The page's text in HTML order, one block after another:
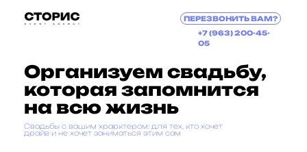
Организуем свадьбу,
которая запомнится
на всю жизнь
Свадьбы с вашим храрктером: для тех, кто хочет
драйв и не хочет заниматься этим сам
ПЕРЕЗВОНИТЬ ВАМ?
+7 (963) 200-45-
05